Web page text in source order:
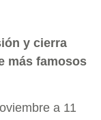
y cierra
más famosos
a 11